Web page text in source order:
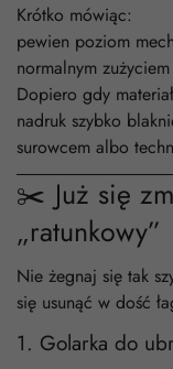
Krótko mówiąc:
pewien poziom
normalnym
Dopiero gdy
nadruk szybko
surowcem albo
✂️ Już się
„ratunkowy”
Nie żegnaj się tak
się usunąć w dość
1. Golarka do